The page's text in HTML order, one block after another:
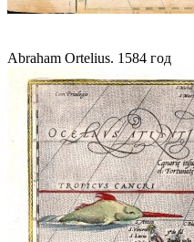
Abraham Ortelius. 1584 год